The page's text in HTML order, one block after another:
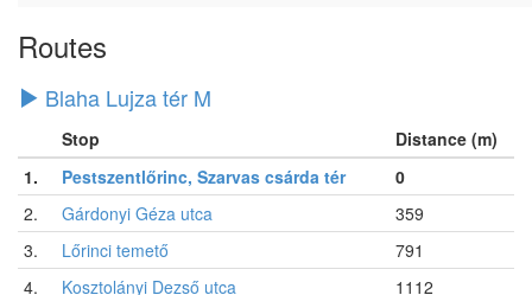
Routes
Blaha Lujza tér M
Stop
Distance (m)
1.
Pestszentlőrinc, Szarvas csárda tér
0
2.
Gárdonyi Géza utca
359
3.
Lőrinci temető
791
4.
Kosztolányi Dezső utca
1112